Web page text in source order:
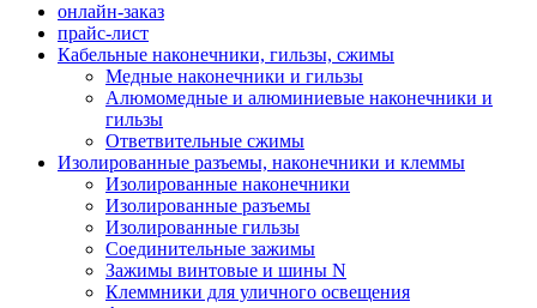
онлайн-заказ
прайс-лист
Кабельные наконечники, гильзы, сжимы
Медные наконечники и гильзы
Алюмомедные и алюминиевые наконечники и
гильзы
Ответвительные сжимы
Изолированные разъемы, наконечники и клеммы
Изолированные наконечники
Изолированные разъемы
Изолированные гильзы
Соединительные зажимы
Зажимы винтовые и шины N
Клеммники для уличного освещения